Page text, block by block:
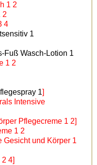
1 2
2
4
1
Fuß Wasch-Lotion 1
1 2
1]
Intensive
Pflegecreme 1 2]
1 2
Gesicht und Körper 1
4]